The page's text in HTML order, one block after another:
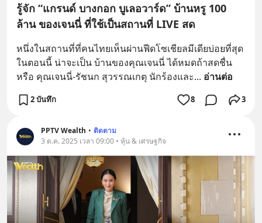
รู้จัก “แกรนด์ บางกอก บูเลอวาร์ด” บ้านหรู 100
ล้าน ของเจนนี่ ที่ใช้เป็นสถานที่ LIVE สด
หนึ่งในสถานที่ที่คนไทยเห็นผ่านฟีดโซเชียลมีเดียบ่อยที่สุด
ในตอนนี้ น่าจะเป็น บ้านของคุณเจนนี่ ได้หมดถ้าสดชื่น
หรือ คุณเจนนี่-รัชนก สุวรรณเกตุ นักร้องและ... อ่านต่อ
2 บันทึก 8 3
PPTV Wealth • ติดตาม
3 ต.ค. 2025 เวลา 09:00 • หุ้น & เศรษฐกิจ